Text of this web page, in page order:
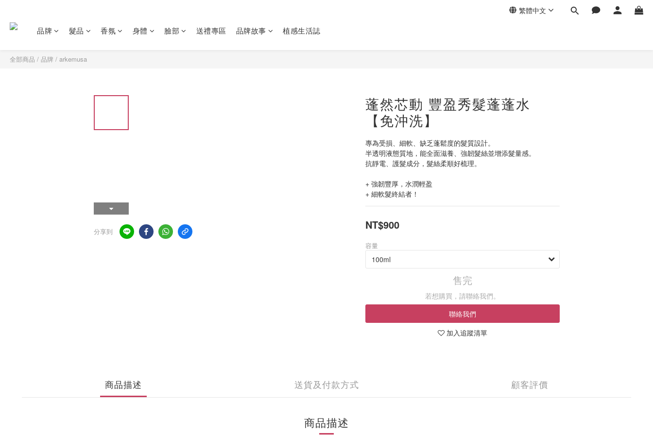
繁體中文
品牌 髮品 香氛 身體 臉部 送禮專區 品牌故事 植感生活誌
全部商品 / 品牌 / arkemusa
分享到
蓬然芯動 豐盈秀髮蓬蓬水
【免沖洗】
專為受損、細軟、缺乏蓬鬆度的髮質設計。
半透明液態質地，能全面滋養、強韌髮絲並增添髮量感。
抗靜電、護髮成分，髮絲柔順好梳理。
+ 強韌豐厚，水潤輕盈
+ 細軟髮終結者！
NT$900
容量
售完
若想購買，請聯絡我們。
聯絡我們
加入追蹤清單
商品描述 送貨及付款方式 顧客評價
商品描述